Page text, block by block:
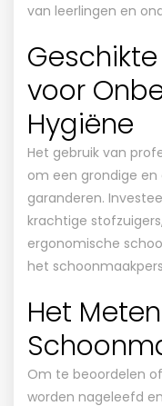
van leerlingen en
voor
Hygiëne
Het gebruik van
om een grondige
garanderen.
krachtige
ergonomische
het
Het
Om te beoordelen
worden nageleefd